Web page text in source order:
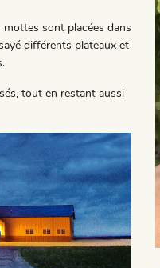
sont placées dans
différents plateaux et
tout en restant aussi